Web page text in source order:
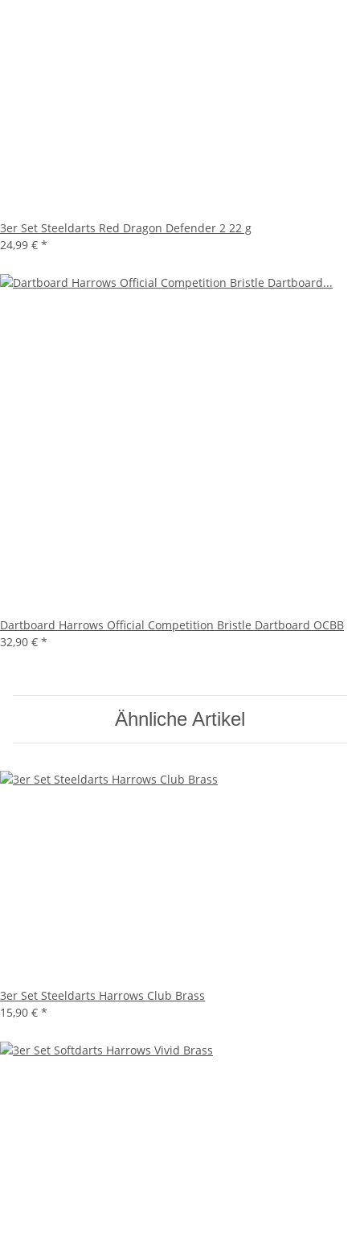
3er Set Steeldarts Red Dragon Defender 2 22 g
24,99 € *
Dartboard Harrows Official Competition Bristle Dartboard OCBB
32,90 € *
Ähnliche Artikel
3er Set Steeldarts Harrows Club Brass
15,90 € *